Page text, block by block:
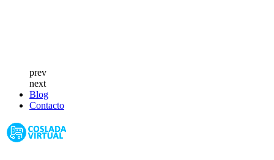
prev
next
Blog
Contacto